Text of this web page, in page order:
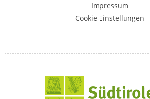
Impressum
Cookie Einstellungen